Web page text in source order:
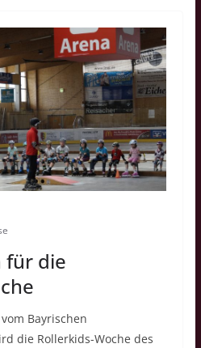
für die
Bayrischen
die Rollerkids-Woche des